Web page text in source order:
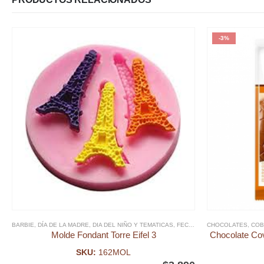
BARBIE DÍA DE LA MADRE DIA DEL NIÑO Y TEMATICAS FECHAS ESPECIALES ,
Molde Fondant Torre Eifel 3
SKU: 162MOL
-3%
CHOCOLATES
Chocolate